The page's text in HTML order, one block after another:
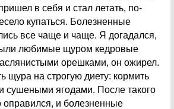
в себя и стал летать, по-
купаться. Болезненные
все чаще и чаще. Я догадался,
любимые щуром кедровые
орешками, он ожирел.
щура на строгую диету: кормить
сушеными ягодами. После такого
оправился, и болезненные